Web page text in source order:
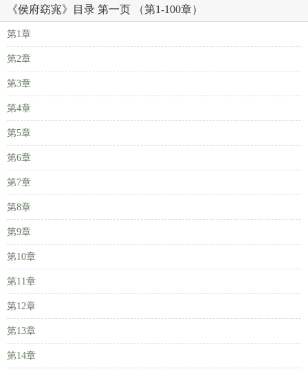
《侯府窈宨》目录 第一页 （第1-100章）
第1章
第2章
第3章
第4章
第5章
第6章
第7章
第8章
第9章
第10章
第11章
第12章
第13章
第14章